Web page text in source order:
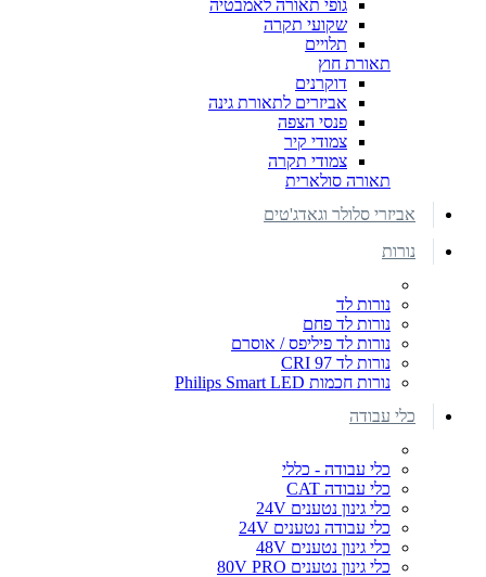
גופי תאורה לאמבטיה
שקועי תקרה
תלויים
תאורת חוץ
דוקרנים
אביזרים לתאורת גינה
פנסי הצפה
צמודי קיר
צמודי תקרה
תאורה סולארית
אביזרי סלולר וגאדג'טים
נורות
נורות לד
נורות לד פחם
נורות לד פיליפס / אוסרם
נורות לד CRI 97
נורות חכמות Philips Smart LED
כלי עבודה
כלי עבודה - כללי
כלי עבודה CAT
כלי גינון נטענים 24V
כלי עבודה נטענים 24V
כלי גינון נטענים 48V
כלי גינון נטענים 80V PRO